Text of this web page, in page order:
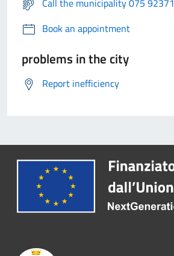
Call the municipality 075 92371
Book an appointment
problems in the city
Report inefficiency